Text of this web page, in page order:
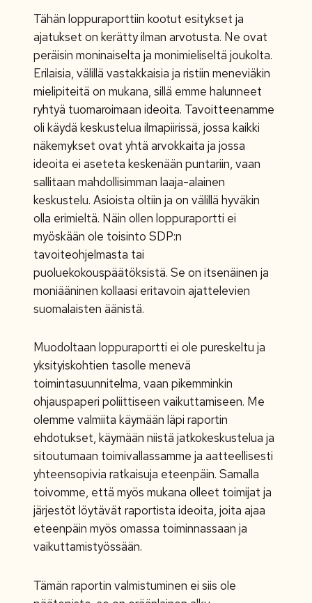
Tähän loppuraporttiin kootut esitykset ja
ajatukset on kerätty ilman arvotusta. Ne ovat
peräisin moninaiselta ja monimieliseltä joukolta.
Erilaisia, välillä vastakkaisia ja ristiin meneviäkin
mielipiteitä on mukana, sillä emme halunneet
ryhtyä tuomaroimaan ideoita. Tavoitteenamme
oli käydä keskustelua ilmapiirissä, jossa kaikki
näkemykset ovat yhtä arvokkaita ja jossa
ideoita ei aseteta keskenään puntariin, vaan
sallitaan mahdollisimman laaja-alainen
keskustelu. Asioista oltiin ja on välillä hyväkin
olla erimieltä. Näin ollen loppuraportti ei
myöskään ole toisinto SDP:n
tavoiteohjelmasta tai
puoluekokouspäätöksistä. Se on itsenäinen ja
moniääninen kollaasi eritavoin ajattelevien
suomalaisten äänistä.
Muodoltaan loppuraportti ei ole pureskeltu ja
yksityiskohtien tasolle menevä
toimintasuunnitelma, vaan pikemminkin
ohjauspaperi poliittiseen vaikuttamiseen. Me
olemme valmiita käymään läpi raportin
ehdotukset, käymään niistä jatkokeskustelua ja
sitoutumaan toimivallassamme ja aatteellisesti
yhteensopivia ratkaisuja eteenpäin. Samalla
toivomme, että myös mukana olleet toimijat ja
järjestöt löytävät raportista ideoita, joita ajaa
eteenpäin myös omassa toiminnassaan ja
vaikuttamistyössään.
Tämän raportin valmistuminen ei siis ole